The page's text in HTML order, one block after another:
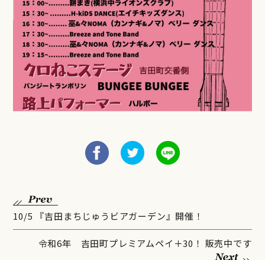
10/5 『吉田まちじゅうビアガーデン』開催！
令和6年 吉田町プレミアムペイ＋30！ 販売中です